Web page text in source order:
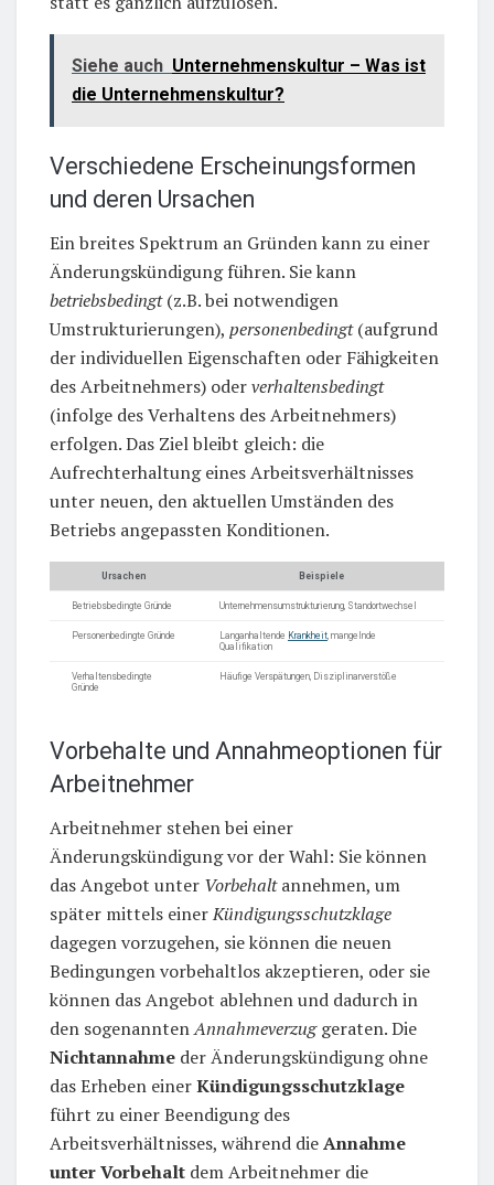
Siehe auch Unternehmenskultur – Was ist
die Unternehmenskultur?
Verschiedene Erscheinungsformen
und deren Ursachen
Ein breites Spektrum an Gründen kann zu einer
Änderungskündigung führen. Sie kann
betriebsbedingt(z.B. bei notwendigen
Umstrukturierungen), personenbedingt(aufgrund
der individuellen Eigenschaften oder Fähigkeiten
des Arbeitnehmers) oderverhaltensbedingt
(infolge des Verhaltens des Arbeitnehmers)
erfolgen. Das Ziel bleibt gleich: die
Aufrechterhaltung eines Arbeitsverhältnisses
unter neuen, den aktuellen Umständen des
Betriebs angepassten Konditionen.
Ursachen Beispiele
Betriebsbedingte Gründe Unternehmensumstrukturierung, Standortwechsel
Personenbedingte Gründe Langanhaltende Krankheit , mangelnde
Qualifikation
Verhaltensbedingte
Gründe
Häufige Verspätungen, Disziplinarverstöße
Vorbehalte und Annahmeoptionen für
Arbeitnehmer
Arbeitnehmer stehen bei einer
Änderungskündigung vor der Wahl: Sie können
das Angebot unter Vorbehaltannehmen, um
später mittels einerKündigungsschutzklage
dagegen vorzugehen, sie können die neuen
Bedingungen vorbehaltlos akzeptieren, oder sie
können das Angebot ablehnen und dadurch in
den sogenanntenAnnahmeverzuggeraten. Die
Nichtannahme der Änderungskündigung ohne
das Erheben einerKündigungsschutzklage
führt zu einer Beendigung des
Arbeitsverhältnisses, während dieAnnahme
unter Vorbehalt dem Arbeitnehmer die